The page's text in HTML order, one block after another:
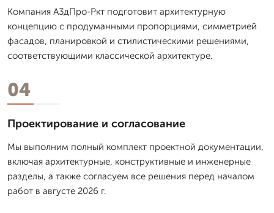
Компания А3дПро-Ркт подготовит архитектурную
концепцию с продуманными пропорциями, симметрией
фасадов, планировкой и стилистическими решениями,
соответствующими классической архитектуре.
04
Проектирование и согласование
Мы выполним полный комплект проектной документации,
включая архитектурные, конструктивные и инженерные
разделы, а также согласуем все решения перед началом
работ в августе 2026 г.